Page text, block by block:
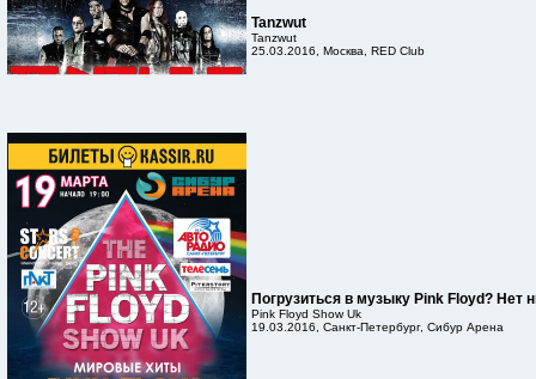
Tanzwut
Tanzwut
25.03.2016, Москва, RED Club
Погрузиться в музыку Pink Floyd? Нет
Pink Floyd Show Uk
19.03.2016, Санкт-Петербург, Сибур Арена